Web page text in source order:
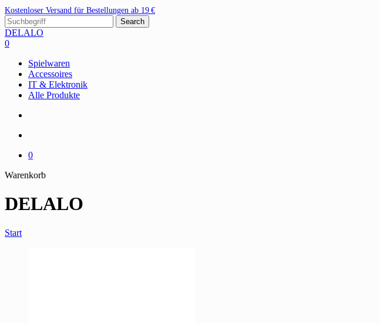
Skip
to
main
content
Kostenloser Versand für Bestellungen ab 19 €
Search
Close
Search
DELALO
search
account
0
Spielwaren
Accessoires
IT & Elektronik
Alle Produkte
0
WarenkorbClose
DELALO
Start